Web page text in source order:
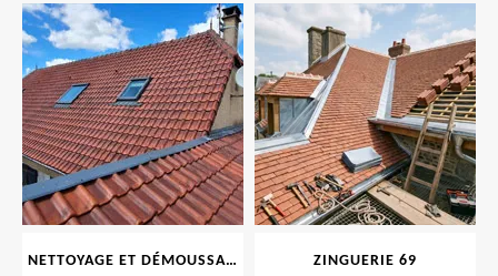
NETTOYAGE ET DÉMOUSSAGE DE TOITURE ET FAÇADE 69 ZINGUERIE 69